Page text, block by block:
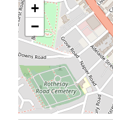
+
−